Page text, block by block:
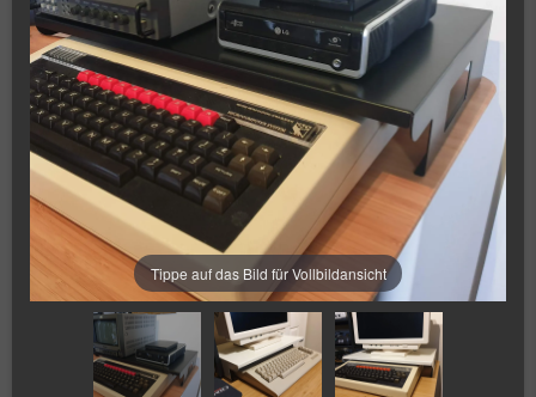
Tippe auf das Bild für Vollbildansicht